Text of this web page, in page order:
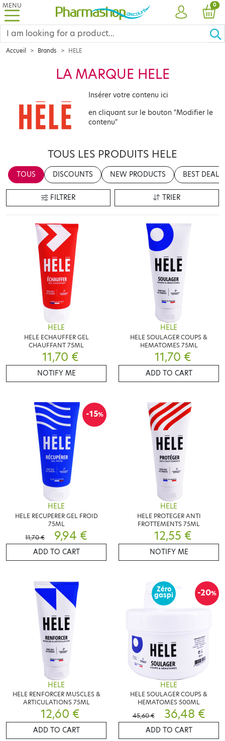
MENU
ACCOUNT
0
Accueil Brands HELE
LA MARQUE HELE
Insérer votre contenu ici
en cliquant sur le bouton "Modifier le
contenu"
TOUS LES PRODUITS HELE
TOUS DISCOUNTS NEW PRODUCTS BEST DEALS
FILTRER TRIER
HELE
HELE ECHAUFFER GEL
CHAUFFANT 75ML
11,70 €
NOTIFY ME
HELE
HELE SOULAGER COUPS &
HEMATOMES 75ML
11,70 €
ADD TO CART
-15%
HELE
HELE RECUPERER GEL FROID
75ML
11,70 €
9,94 €
ADD TO CART
HELE
HELE PROTEGER ANTI
FROTTEMENTS 75ML
12,55 €
NOTIFY ME
HELE
HELE RENFORCER MUSCLES &
ARTICULATIONS 75ML
12,60 €
ADD TO CART
-20%
Zéro
gaspi
HELE
HELE SOULAGER COUPS &
HEMATOMES 500ML
45,60 €
36,48 €
ADD TO CART